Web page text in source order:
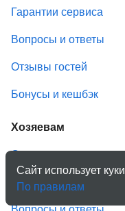
Гарантии сервиса
Вопросы и ответы
Отзывы гостей
Бонусы и кешбэк
Хозяевам
Сдать жилье
Условия размещения
Сайт использует куки
По правилам